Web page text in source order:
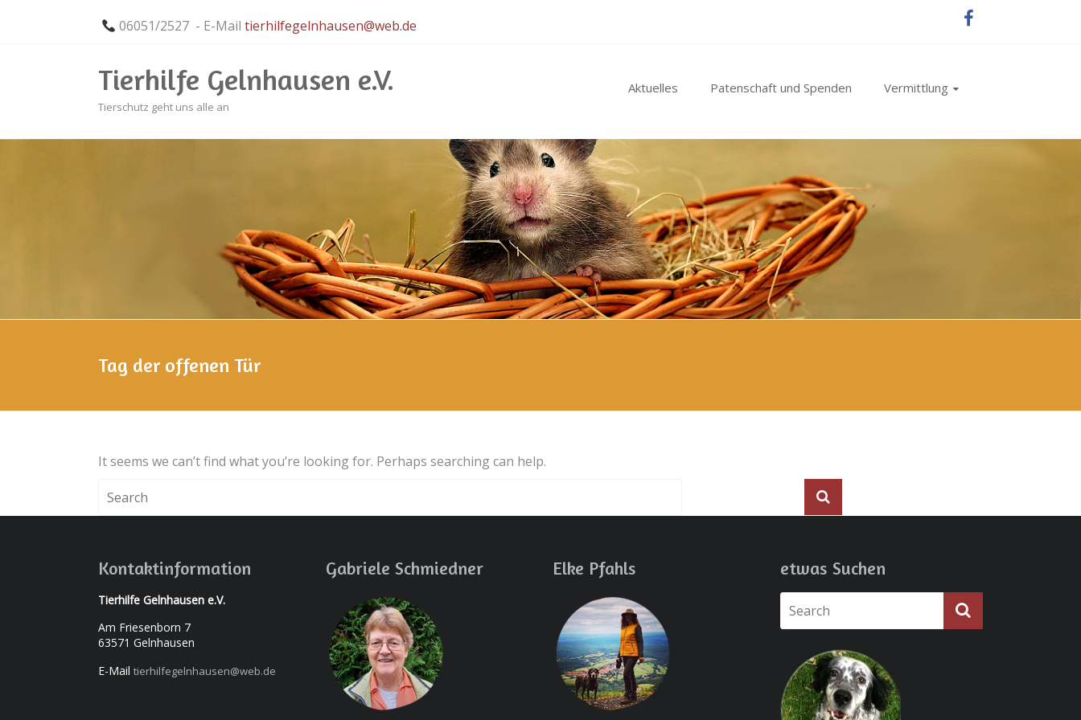
06051/2527 - E-Mailtierhilfegelnhausen@web.de
Tierhilfe Gelnhausen e.V.
Tierschutz geht uns alle an
Aktuelles Patenschaft und Spenden Vermittlung
Tag der offenen Tür
It seems we can’t find what you’re looking for. Perhaps searching can help.
Kontaktinformation
Tierhilfe Gelnhausen e.V.
Am Friesenborn 7
63571 Gelnhausen
E-Mail tierhilfegelnhausen@web.de
Gabriele Schmiedner Elke Pfahls etwas Suchen